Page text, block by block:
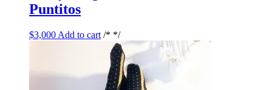
Puntitos
$3,000 Add to cart /* */